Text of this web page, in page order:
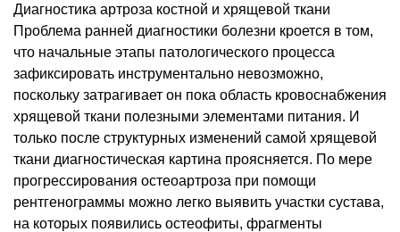
Диагностика артроза костной и хрящевой ткани
Проблема ранней диагностики болезни кроется в том,
что начальные этапы патологического процесса
зафиксировать инструментально невозможно,
поскольку затрагивает он пока область кровоснабжения
хрящевой ткани полезными элементами питания. И
только после структурных изменений самой хрящевой
ткани диагностическая картина проясняется. По мере
прогрессирования остеоартроза при помощи
рентгенограммы можно легко выявить участки сустава,
на которых появились остеофиты, фрагменты